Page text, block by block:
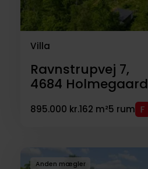
Villa
Ravnstrupvej 7,
4684 Holmegaard
895.000 kr.162 m²5 rum
Anden mægler